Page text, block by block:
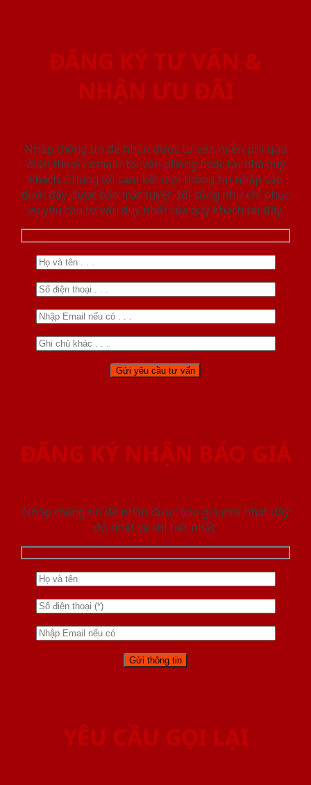
ĐĂNG KÝ TƯ VẤN &
NHẬN ƯU ĐÃI
Nhập thông tin để nhận được tư vấn miễn phí qua
điện thoại / email/ tại văn phòng hoặc tại nhà quý
khách. Chúng tôi cam kết mọi thông tin nhập vào
dưới đây được bảo mật tuyệt đối cũng như chỉ phục
vụ yêu cầu tư vấn duy nhất của quý khách tại đây.
ĐĂNG KÝ NHẬN BÁO GIÁ
Nhập thông tin để nhận được báo giá mới nhât đầy
đủ nhất và chi tiết nhất.
YÊU CẦU GỌI LẠI